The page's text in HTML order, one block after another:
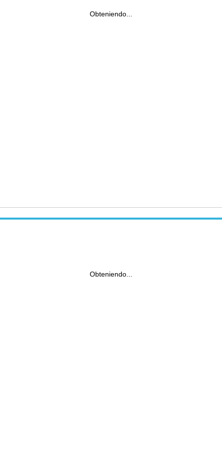
Obteniendo...
Obteniendo...